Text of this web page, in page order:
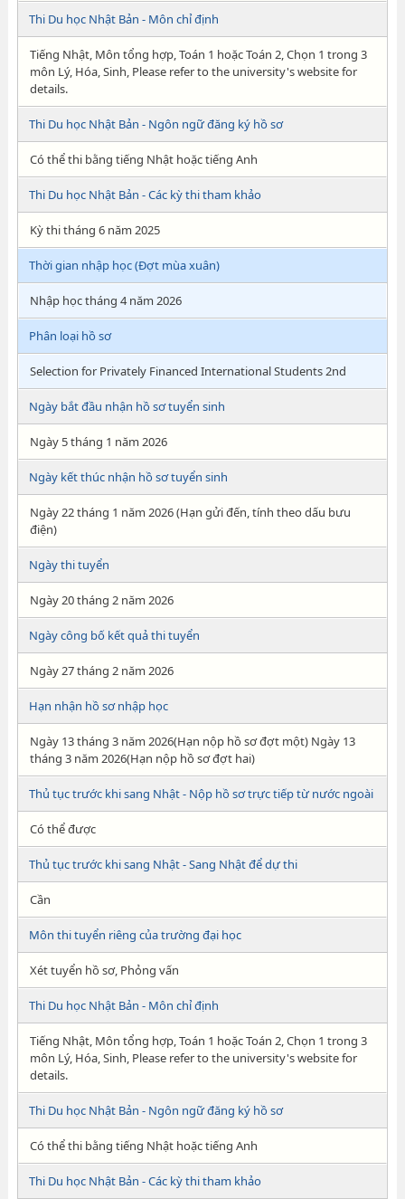
Thi Du học Nhật Bản - Môn chỉ định
Tiếng Nhật, Môn tổng hợp, Toán 1 hoặc Toán 2, Chọn 1 trong 3
môn Lý, Hóa, Sinh, Please refer to the university's website for
details.
Thi Du học Nhật Bản - Ngôn ngữ đăng ký hồ sơ
Có thể thi bằng tiếng Nhật hoặc tiếng Anh
Thi Du học Nhật Bản - Các kỳ thi tham khảo
Kỳ thi tháng 6 năm 2025
Thời gian nhập học (Đợt mùa xuân)
Nhập học tháng 4 năm 2026
Phân loại hồ sơ
Selection for Privately Financed International Students 2nd
Ngày bắt đầu nhận hồ sơ tuyển sinh
Ngày 5 tháng 1 năm 2026
Ngày kết thúc nhận hồ sơ tuyển sinh
Ngày 22 tháng 1 năm 2026 (Hạn gửi đến, tính theo dấu bưu
điện)
Ngày thi tuyển
Ngày 20 tháng 2 năm 2026
Ngày công bố kết quả thi tuyển
Ngày 27 tháng 2 năm 2026
Hạn nhận hồ sơ nhập học
Ngày 13 tháng 3 năm 2026(Hạn nộp hồ sơ đợt một) Ngày 13
tháng 3 năm 2026(Hạn nộp hồ sơ đợt hai)
Thủ tục trước khi sang Nhật - Nộp hồ sơ trực tiếp từ nước ngoài
Có thể được
Thủ tục trước khi sang Nhật - Sang Nhật để dự thi
Cần
Môn thi tuyển riêng của trường đại học
Xét tuyển hồ sơ, Phỏng vấn
Thi Du học Nhật Bản - Môn chỉ định
Tiếng Nhật, Môn tổng hợp, Toán 1 hoặc Toán 2, Chọn 1 trong 3
môn Lý, Hóa, Sinh, Please refer to the university's website for
details.
Thi Du học Nhật Bản - Ngôn ngữ đăng ký hồ sơ
Có thể thi bằng tiếng Nhật hoặc tiếng Anh
Thi Du học Nhật Bản - Các kỳ thi tham khảo